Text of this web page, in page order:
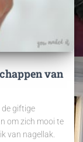
van
de giftige
om zich mooi te
van nagellak.